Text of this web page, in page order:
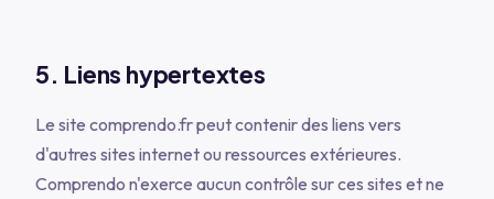
5. Liens hypertextes
Le site comprendo.fr peut contenir des liens vers
d'autres sites internet ou ressources extérieures.
Comprendo n'exerce aucun contrôle sur ces sites et ne